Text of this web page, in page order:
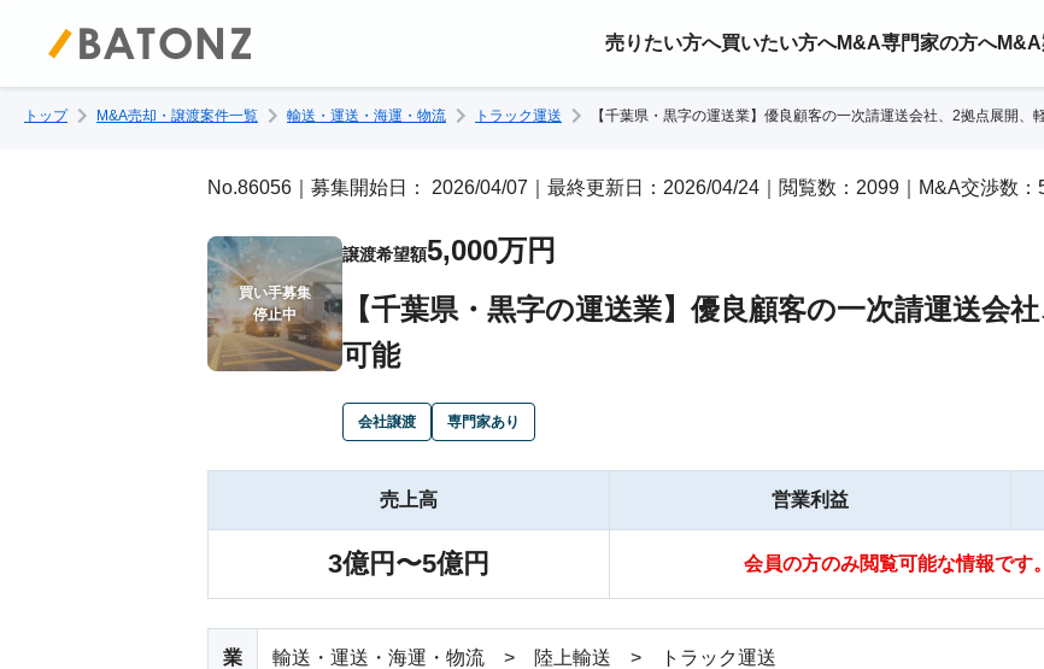
売りたい方へ買いたい方へM&A専門家の方へM&A
トップ M&A売却・譲渡案件一覧 輸送・運送・海運・物流 トラック運送 【千葉県・黒字の運送業】優良顧客の一次請運送会社、2拠点展開、
No.86056｜募集開始日： 2026/04/07｜最終更新日：2026/04/24｜閲覧数：2099｜M&A交渉数：
買い手募集
停止中
譲渡希望額5,000万円
【千葉県・黒字の運送業】優良顧客の一次請運送会
可能
会社譲渡 専門家あり
売上高
3億円〜5億円
営業利益
会員の方のみ閲覧可能な情報です。
業
輸送・運送・海運・物流 > 陸上輸送 > トラック運送